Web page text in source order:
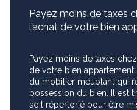
Payez moins de taxes
l’achat de votre bien
Payez moins de taxes
de votre bien appartement ou
du mobilier meublant qui
possession du bien. Il est
soit répertorié pour être